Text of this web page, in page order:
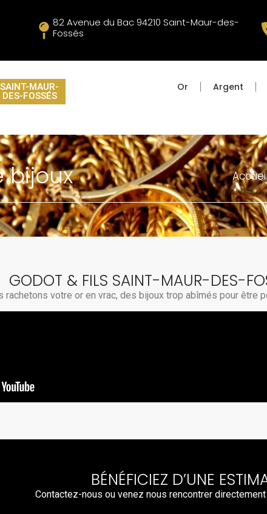
82 Avenue du Bac 94210 Saint-Maur-des-
Fossés
SAINT-MAUR-
DES-FOSSÉS
Or Argent
bijoux
GODOT & FILS SAINT-MAUR-DES-
rachetons votre or en vrac, des bijoux trop abîmés pour
BÉNÉFICIEZ D’UNE
Contactez-nous ou venez nous rencontrer